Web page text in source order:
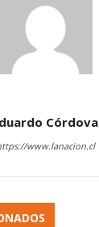
Córdova
www.lanacion.cl